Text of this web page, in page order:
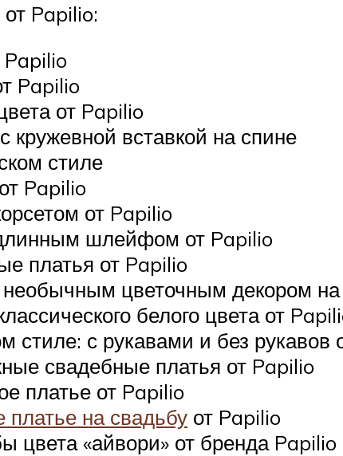
Papilio:
Papilio
от Papilio
кружевной вставкой на спине
стиле
Papilio
от Papilio
шлейфом от Papilio
платья от Papilio
необычным цветочным декором
белого цвета от
стиле: с рукавами и без рукавов
свадебные платья от Papilio
платье от Papilio
платье на свадьбу от Papilio
цвета «айвори» от бренда Papilio